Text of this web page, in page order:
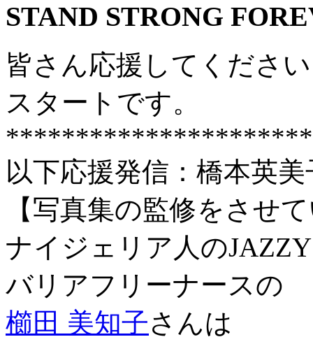
STAND STRONG
皆さん応援してくださ
スタートです。
以下応援発信：橋本英
【写真集の監修をさせ
ナイジェリア人の
バリアフリーナースの
櫛田 美知子さんは